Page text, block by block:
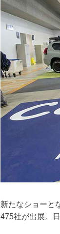
新たなショーと
475社が出展。